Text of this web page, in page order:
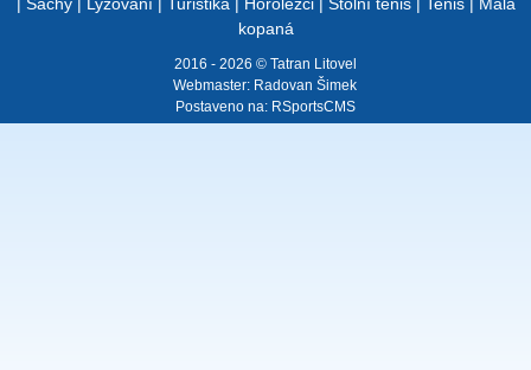
kopaná
2016 - 2026 © Tatran Litovel
Webmaster: Radovan Šimek
Postaveno na: RSportsCMS